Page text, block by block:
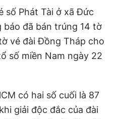
số Phát Tài ở xã Đức
báo đã bán trúng 14 tờ
vé đài Đồng Tháp cho
số miền Nam ngày 22
có hai số cuối là 87
giải độc đắc của đài